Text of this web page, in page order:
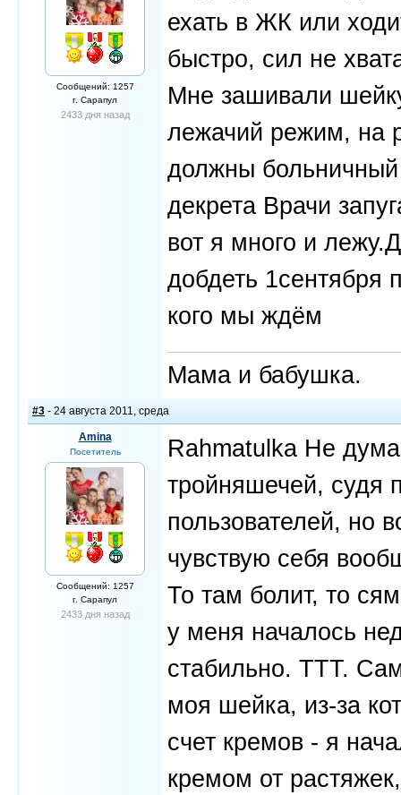
Сообщений: 1257
г. Сарапул
2433 дня назад
ехать в ЖК или
быстро, сил не
Мне зашивали
лежачий режим, на
должны больничный
декрета Врачи
вот я много и
добдеть 1сентября
кого мы ждём
Мама и бабушка.
#3 - 24 августа 2011, среда
Amina
Посетитель
Сообщений: 1257
г. Сарапул
2433 дня назад
Rahmatulka Не
тройняшечей, судя
пользователей, но
чувствую себя
То там болит, то
у меня началось
стабильно. ТТТ.
моя шейка, из-за
счет кремов - я
кремом от